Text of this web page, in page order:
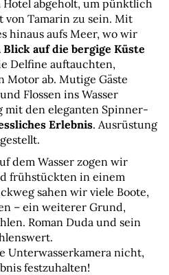
abgeholt, um pünktlich
von Tamarin zu sein. Mit
auf die bergige Küste
Delfine auftauchten,
Motor ab. Mutige Gäste
Flossen ins Wasser
mit den eleganten Spinner-
Erlebnis. Ausrüstung
dem Wasser zogen wir
frühstückten in einem
sahen wir viele Boote,
– ein weiterer Grund,
Roman Duda und sein
Unterwasserkamera nicht,
festzuhalten!